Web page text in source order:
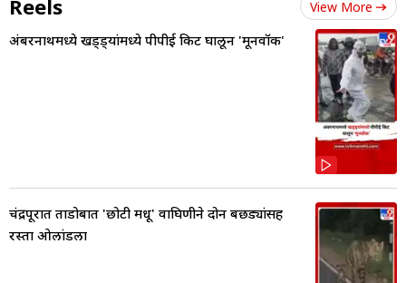
Reels View More
अंबरनाथमध्ये खड्ड्यांमध्ये पीपीई किट घालून 'मूनवॉक'
चंद्रपूरात ताडोबात 'छोटी मधू' वाघिणीने दोन बछड्यांसह
रस्ता ओलांडला